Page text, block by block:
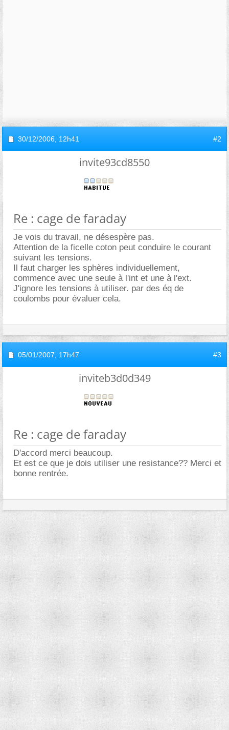
30/12/2006, 12h41 #2
invite93cd8550
Re : cage de faraday
Je vois du travail, ne désespère pas.
Attention de la ficelle coton peut conduire le courant
suivant les tensions.
Il faut charger les sphères individuellement,
commence avec une seule à l'int et une à l'ext.
J'ignore les tensions à utiliser. par des éq de
coulombs pour évaluer cela.
05/01/2007, 17h47 #3
inviteb3d0d349
Re : cage de faraday
D'accord merci beaucoup.
Et est ce que je dois utiliser une resistance?? Merci et
bonne rentrée.